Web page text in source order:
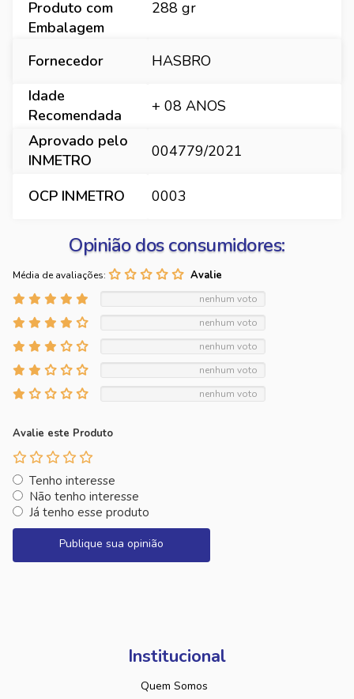
Produto com
Embalagem
288 gr
Fornecedor
HASBRO
Idade
Recomendada
+ 08 ANOS
Aprovado pelo
INMETRO
004779/2021
OCP INMETRO 0003
Opinião dos consumidores:
Média de avaliações:
nenhum voto
nenhum voto
nenhum voto
nenhum voto
nenhum voto
Avalie este Produto
Tenho interesse
Não tenho interesse
Já tenho esse produto
Publique sua opinião
Institucional
Quem Somos